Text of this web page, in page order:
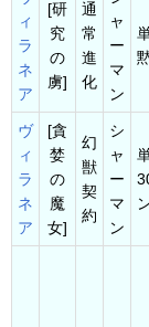
ィ
ラ
ネ
ア
[研
究
の
虜]
通
常
進
化
ャ
ー
マ
ン
ヴ
ィ
ラ
ネ
ア
[貪
婪
の
魔
女]
幻
獣
契
約
シ
ャ
ー
マ
ン